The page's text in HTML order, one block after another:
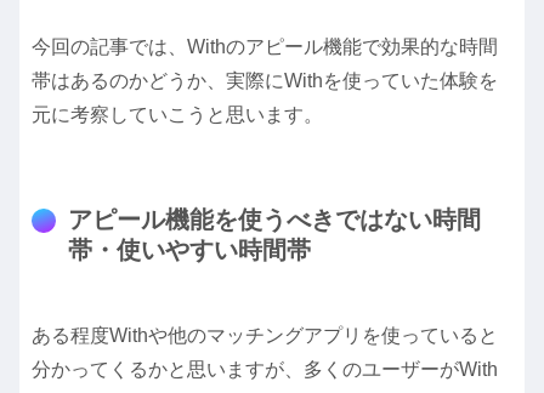
今回の記事では、Withのアピール機能で効果的な時間
帯はあるのかどうか、実際にWithを使っていた体験を
元に考察していこうと思います。
アピール機能を使うべきではない時間
帯・使いやすい時間帯
ある程度Withや他のマッチングアプリを使っていると
分かってくるかと思いますが、多くのユーザーがWith